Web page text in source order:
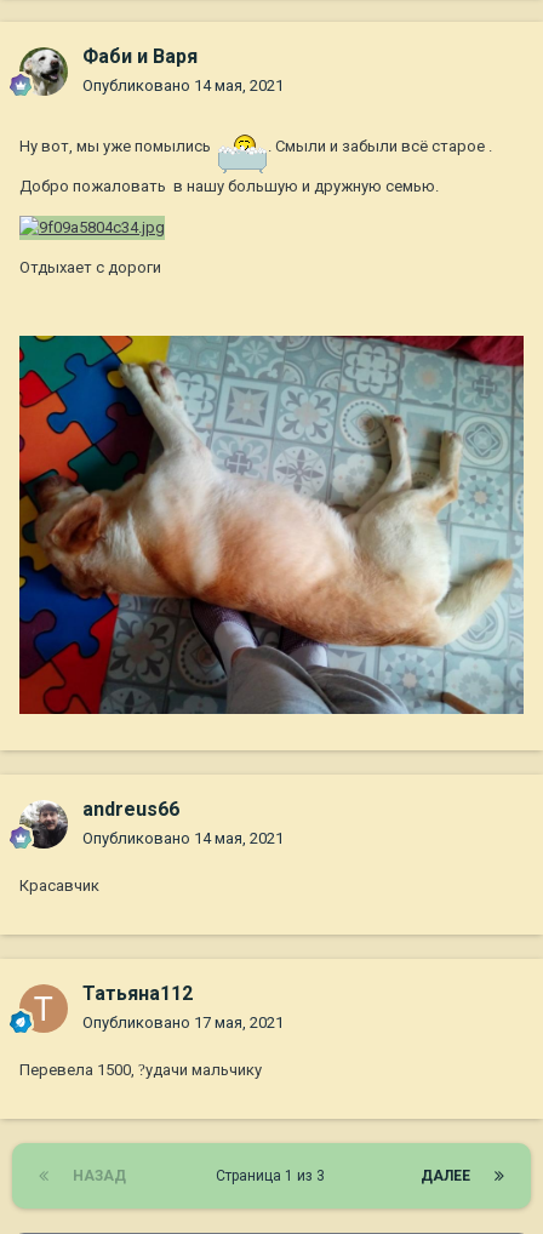
Фаби и Варя
Опубликовано 14 мая, 2021
Ну вот, мы уже помылись . Смыли и забыли всё старое .
Добро пожаловать в нашу большую и дружную семью.
Отдыхает с дороги
andreus66
Опубликовано 14 мая, 2021
Красавчик
Татьяна112
Опубликовано 17 мая, 2021
Перевела 1500, ?удачи мальчику
НАЗАД ДАЛЕЕ
Страница 1 из 3